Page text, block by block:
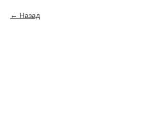
Назад